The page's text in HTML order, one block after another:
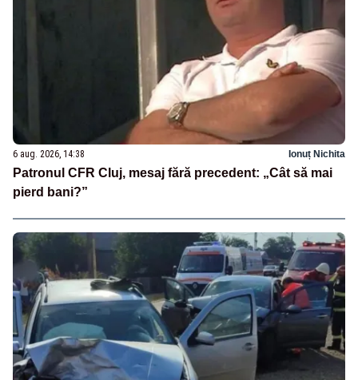
6 aug. 2026, 14:38 Ionuț Nichita
Patronul CFR Cluj, mesaj fără precedent: „Cât să mai
pierd bani?”